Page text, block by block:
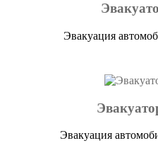
Эвакуация
Эвакуация